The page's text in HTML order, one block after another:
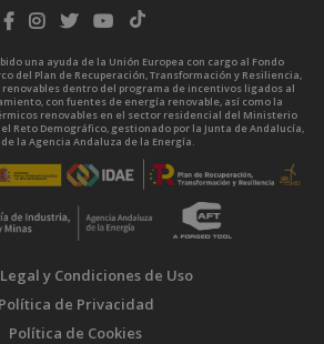
una ayuda de la Unión Europea con cargo al Fondo
del Plan de Recuperación, Transformación y Resiliencia,
dentro del programa de incentivos ligados al
con fuentes de energía renovable, así como la
renovables en el sector residencial del Ministerio
Reto Demográfico, gestionado por la Junta de Andalucía,
la Agencia Andaluza de la Energía.
y Condiciones de Uso
Política de Privacidad
Política de Cookies